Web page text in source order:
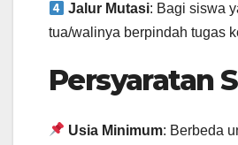
Jalur Mutasi: Bagi siswa
tua/walinya berpindah tugas
Persyaratan
Usia Minimum: Berbeda